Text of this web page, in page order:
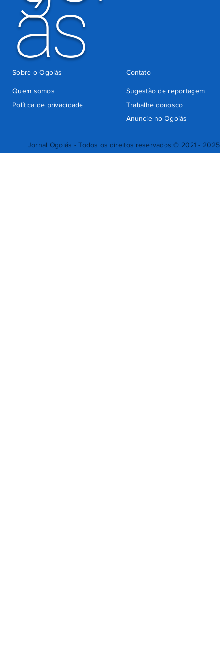
Jornal Ogoiás - Todos os direitos reservados © 2021 - 2025
ás
Quem somos
Sugestão de reportagem
Trabalhe conosco
Política de privacidade
Anuncie no Ogoiás
Contato
Sobre o Ogoiás